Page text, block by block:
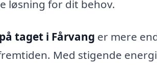
løsning for dit behov.
taget i Fårvang er mere
Med stigende